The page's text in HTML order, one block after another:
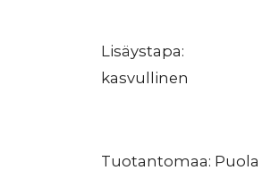
Lisäystapa:
kasvullinen
Tuotantomaa: Puola